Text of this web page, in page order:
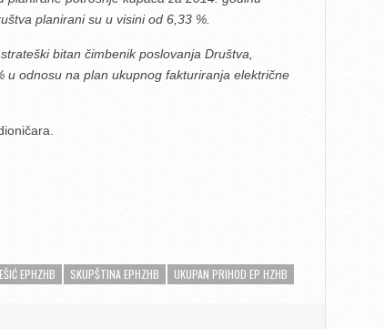
planirani su u visini od 6,33 %.
bitan čimbenik poslovanja Društva,
u odnosu na plan ukupnog fakturiranja električne
EPHZHB SKUPŠTINA EPHZHB UKUPAN PRIHOD EP HZHB